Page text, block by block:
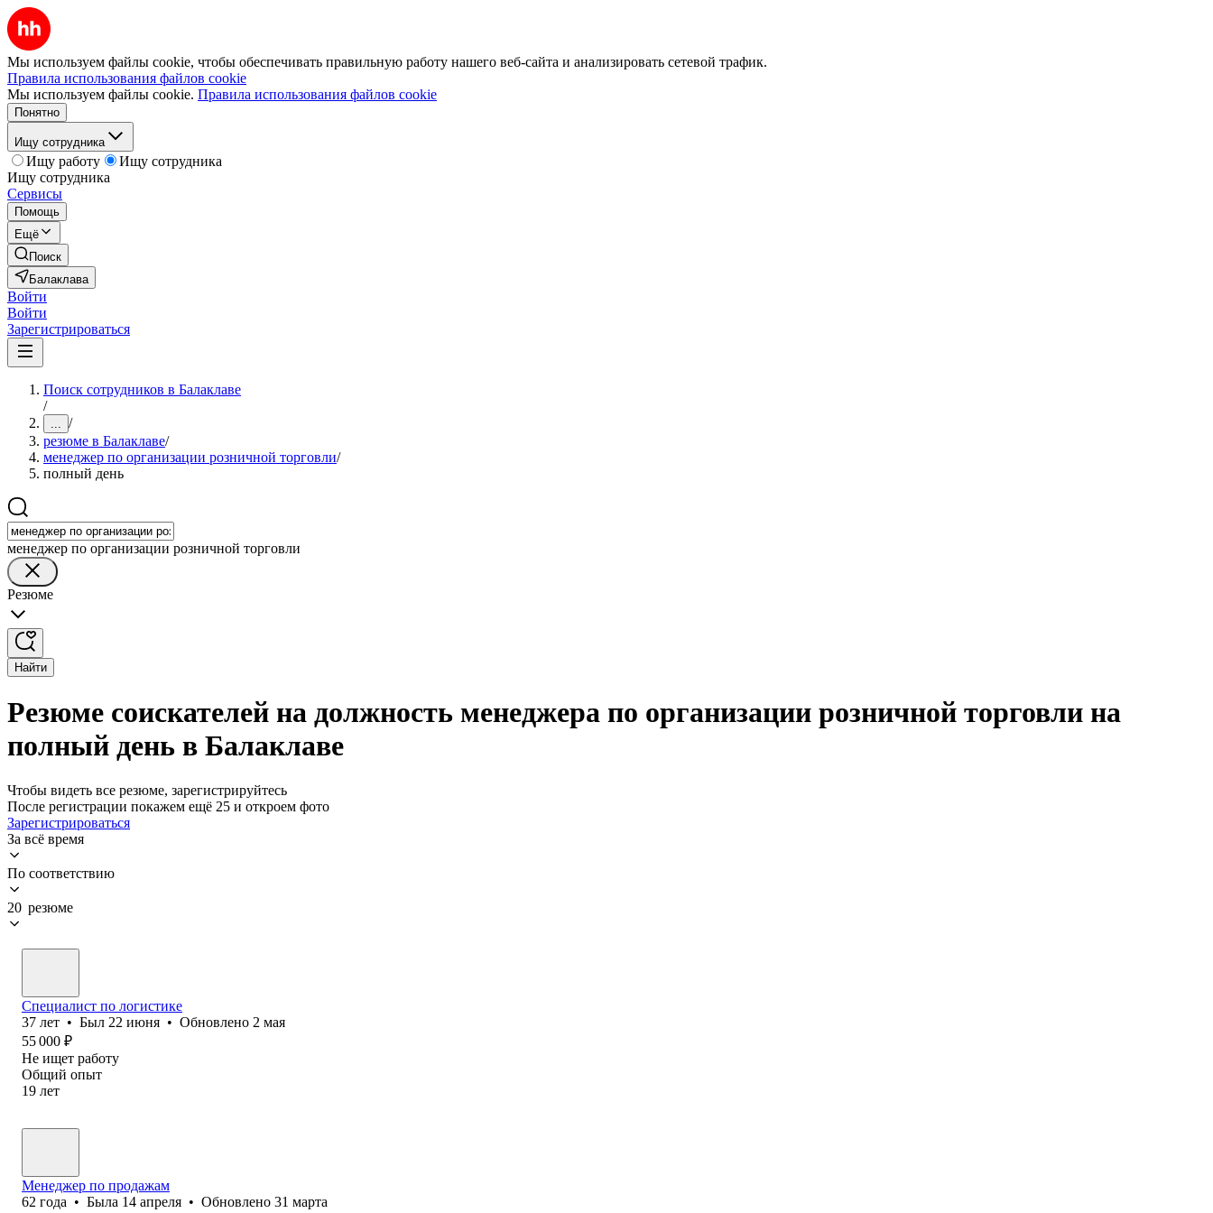
Мы используем файлы cookie, чтобы обеспечивать правильную работу нашего веб-сайта и анализировать сетевой трафик.
Правила использования файлов cookie
Мы используем файлы cookie. Правила использования файлов cookie
Понятно
Ищу сотрудника
Ищу работу
Ищу сотрудника
Ищу сотрудника
Сервисы
Помощь
Ещё
Поиск
Балаклава
Войти
Войти
Зарегистрироваться
Поиск сотрудников в Балаклаве
/
... /
резюме в Балаклаве/
менеджер по организации розничной торговли/
полный день
менеджер по организации розничной торговли
Резюме
Найти
Резюме соискателей на должность менеджера по организации розничной торговли на
полный день в Балаклаве
Чтобы видеть все резюме, зарегистрируйтесь
После регистрации покажем ещё 25 и откроем фото
Зарегистрироваться
За всё время
По соответствию
20 резюме
Специалист по логистике
37 лет • Был 22 июня • Обновлено 2 мая
55 000 ₽
Не ищет работу
Общий опыт
19 лет
Менеджер по продажам
62 года • Была 14 апреля • Обновлено 31 марта